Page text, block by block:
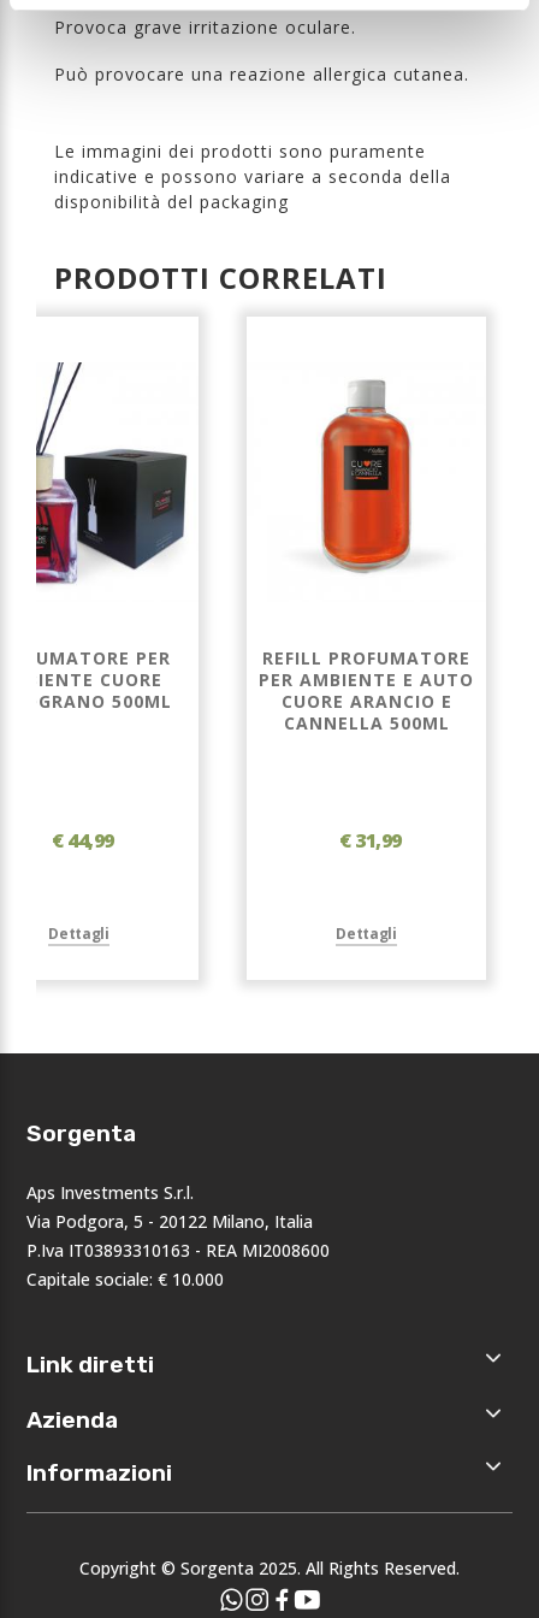
Provoca grave irritazione oculare.
Può provocare una reazione allergica cutanea.
Le immagini dei prodotti sono puramente
indicative e possono variare a seconda della
disponibilità del packaging
PRODOTTI CORRELATI
PER
CUORE
500ML
€ 44,99
Dettagli
REFILL PROFUMATORE
PER AMBIENTE E AUTO
CUORE ARANCIO E
CANNELLA 500ML
€ 31,99
Dettagli
Sorgenta
Aps Investments S.r.l.
Via Podgora, 5 - 20122 Milano, Italia
P.Iva IT03893310163 - REA MI2008600
Capitale sociale: € 10.000
Link diretti
Home
Accedi
Registrati
Azienda
Chi siamo
I nostri
Eventi
Informazioni
Privacy
CondizioniCopyright © Sorgenta 2025. All Rights Reserved.